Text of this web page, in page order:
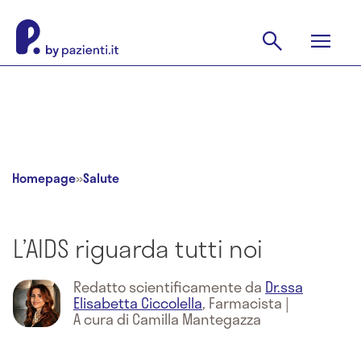
Homepage»Salute
L’AIDS riguarda tutti noi
Redatto scientificamente da Dr.ssa
Elisabetta Ciccolella, Farmacista |
A cura di Camilla Mantegazza